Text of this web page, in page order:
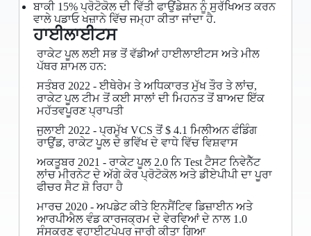
ਬਾਕੀ 15% ਪ੍ਰੋਟੋਕੋਲ ਦੀ ਵਿੱਤੀ ਫਾਉਂਡੇਸ਼ਨ ਨੂੰ ਸੁਰੱਖਿਅਤ ਕਰਨ
ਵਾਲੇ ਪਡਾਓ ਖਜ਼ਾਨੇ ਵਿੱਚ ਜਮ੍ਹਾ ਕੀਤਾ ਜਾਂਦਾ ਹੈ.
ਹਾਈਲਾਈਟਸ
ਰਾਕੇਟ ਪੂਲ ਲਈ ਸਭ ਤੋਂ ਵੱਡੀਆਂ ਹਾਈਲਾਈਟਸ ਅਤੇ ਮੀਲ
ਪੱਥਰ ਸ਼ਾਮਲ ਹਨ:
ਸਤੰਬਰ 2022 - ਈਥੇਰੇਮ ਤੇ ਅਧਿਕਾਰਤ ਮੁੱਖ ਤੌਰ ਤੇ ਲਾਂਚ,
ਰਾਕੇਟ ਪੂਲ ਟੀਮ ਤੋਂ ਕਈ ਸਾਲਾਂ ਦੀ ਮਿਹਨਤ ਤੋਂ ਬਾਅਦ ਇੱਕ
ਮਹੱਤਵਪੂਰਣ ਪ੍ਰਾਪਤੀ
ਜੁਲਾਈ 2022 - ਪ੍ਰਮੁੱਖ VCS ਤੋਂ $ 4.1 ਮਿਲੀਅਨ ਫੰਡਿੰਗ
ਰਾਉਂਡ, ਰਾਕੇਟ ਪੂਲ ਦੇ ਭਵਿੱਖ ਦੇ ਵਾਧੇ ਵਿੱਚ ਵਿਸ਼ਵਾਸ
ਅਕਤੂਬਰ 2021 - ਰਾਕੇਟ ਪੂਲ 2.0 ਨਿ Test ਟੈਸਟ ਨਿਵੇਨੈੱਟ
ਲਾਂਚ ਮੀਰਨੇਟ ਦੇ ਅੱਗੇ ਕੋਰ ਪ੍ਰੋਟੋਕੋਲ ਅਤੇ ਡੀਏਪੀਪੀ ਦਾ ਪੂਰਾ
ਫੀਚਰ ਸੈਟ ਸ਼ੋ ਰਿਹਾ ਹੈ
ਮਾਰਚ 2020 - ਅਪਡੇਟ ਕੀਤੇ ਇਨਸੈਂਟਿਵ ਡਿਜ਼ਾਈਨ ਅਤੇ
ਆਰਪੀਐਲ ਵੰਡ ਕਾਰਜਕ੍ਰਮ ਦੇ ਵੇਰਵਿਆਂ ਦੇ ਨਾਲ 1.0
ਸੰਸਕਰਣ ਵ੍ਹਾਈਟਪੇਪਰ ਜਾਰੀ ਕੀਤਾ ਗਿਆ